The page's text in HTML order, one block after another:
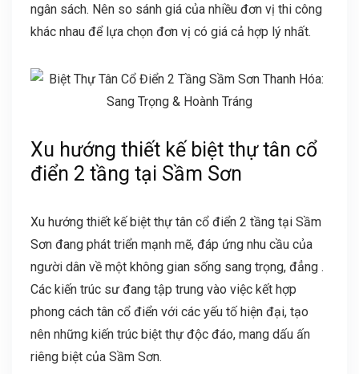
ngân sách. Nên so sánh giá của nhiều đơn vị thi công
khác nhau để lựa chọn đơn vị có giá cả hợp lý nhất.
Xu hướng thiết kế biệt thự tân cổ
điển 2 tầng tại Sầm Sơn
Xu hướng thiết kế biệt thự tân cổ điển 2 tầng tại Sầm
Sơn đang phát triển mạnh mẽ, đáp ứng nhu cầu của
người dân về một không gian sống sang trọng, đẳng .
Các kiến trúc sư đang tập trung vào việc kết hợp
phong cách tân cổ điển với các yếu tố hiện đại, tạo
nên những kiến trúc biệt thự độc đáo, mang dấu ấn
riêng biệt của Sầm Sơn.